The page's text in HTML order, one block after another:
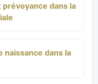
dans la
naissance dans la